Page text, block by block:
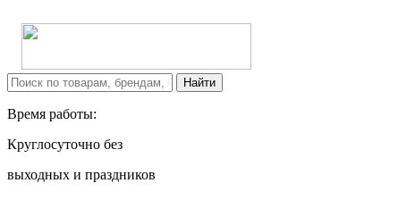
Время работы:
Круглосуточно без
выходных и праздников